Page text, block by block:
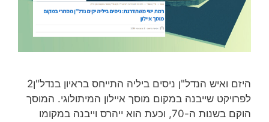
היזם ואיש הנדל"ן ניסים ביליה התייחס בראיון בנדל"ן2
לפרויקט שייבנה במקום מוסך איילון המיתולוגי. המוסך
הוקם בשנות ה-70, וכעת הוא ייהרס וייבנה במקומו